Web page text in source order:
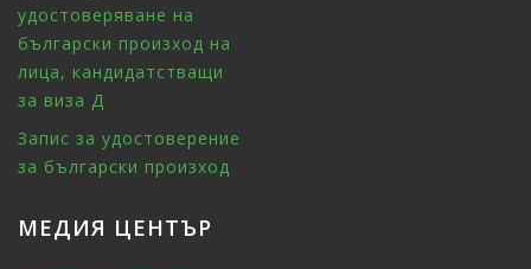
удостоверяване на
български произход на
лица, кандидатстващи
за виза Д
Запис за удостоверение
за български произход
МЕДИЯ ЦЕНТЪР